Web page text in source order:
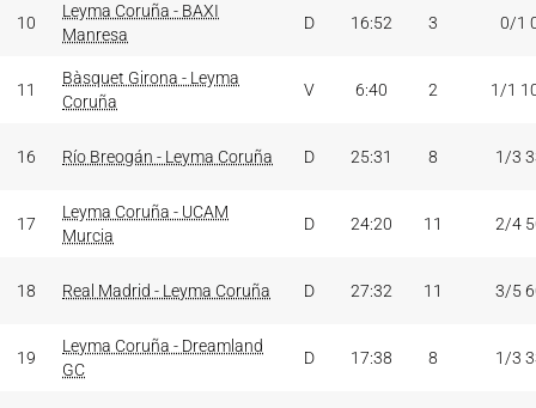
10
Leyma Coruña - BAXI
Manresa
D 16:52 3 0/1
11
Bàsquet Girona - Leyma
Coruña
V 6:40 2 1/1
16 Río Breogán - Leyma Coruña D 25:31 8 1/3
17
Leyma Coruña - UCAM
Murcia
D 24:20 11 2/4
18 Real Madrid - Leyma Coruña D 27:32 11 3/5
19
Leyma Coruña - Dreamland
GC
D 17:38 8 1/3